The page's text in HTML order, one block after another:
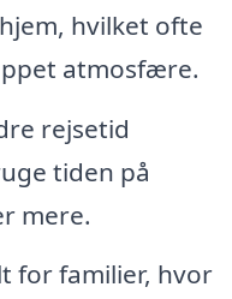
hvilket ofte
atmosfære.
rejsetid
tiden på
mere.
for familier, hvor